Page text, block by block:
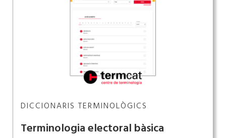
DICCIONARIS TERMINOLÒGICS
Terminologia electoral bàsica